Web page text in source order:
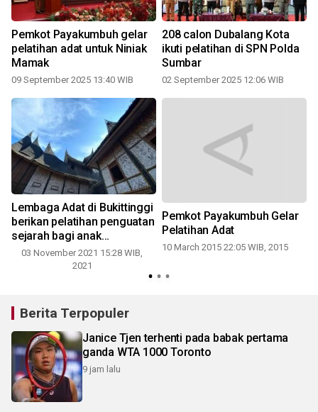
Pemkot Payakumbuh gelar
pelatihan adat untuk Niniak
Mamak
09 September 2025 13:40 WIB
208 calon Dubalang Kota
ikuti pelatihan di SPN Polda
Sumbar
02 September 2025 12:06 WIB
Lembaga Adat di Bukittinggi
berikan pelatihan penguatan
sejarah bagi anak
kemenakan
03 November 2021 15:28 WIB,
2021
Pemkot Payakumbuh Gelar
Pelatihan Adat
10 March 2015 22:05 WIB, 2015
Berita Terpopuler
Janice Tjen terhenti pada babak pertama
ganda WTA 1000 Toronto
9 jam lalu